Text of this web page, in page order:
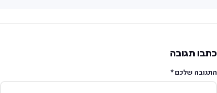
תגובה
שלכם*